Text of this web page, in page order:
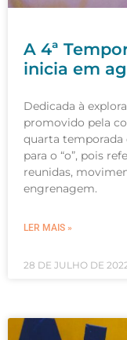
A 4ª
inicia em
Dedicada à
promovido pela
quarta temporada
para o “o”, pois
reunidas,
engrenagem.
LER MAIS »
28 DE JULHO DE